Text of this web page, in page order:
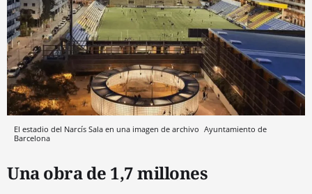
El estadio del Narcís Sala en una imagen de archivo Ayuntamiento de
Barcelona
Una obra de 1,7 millones